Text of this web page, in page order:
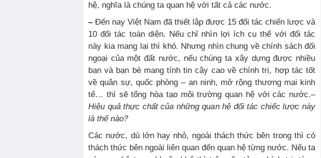
hệ, nghĩa là chúng ta quan hệ với tất cả các nước.
– Đến nay Việt Nam đã thiết lập được 15 đối tác chiến lược và
10 đối tác toàn diện. Nếu chỉ nhìn lợi ích cụ thể với đối tác
này kia mang lại thì khó. Nhưng nhìn chung về chính sách đối
ngoại của một đất nước, nếu chúng ta xây dựng được nhiều
bạn và bạn bè mang tính tin cậy cao về chính trị, hợp tác tốt
về quân sự, quốc phòng – an ninh, mở rộng thương mại kinh
tế… thì sẽ tổng hòa tạo môi trường quan hệ với các nước.–
Hiệu quả thực chất của những quan hệ đối tác chiếc lược này
là thế nào?
Các nước, dù lớn hay nhỏ, ngoài thách thức bên trong thì có
thách thức bên ngoài liên quan đến quan hệ từng nước. Nếu ta